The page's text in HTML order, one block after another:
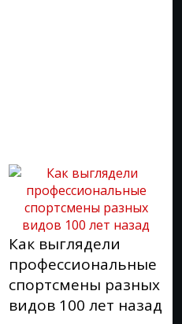
Как выглядели
профессиональные
спортсмены разных
видов 100 лет назад